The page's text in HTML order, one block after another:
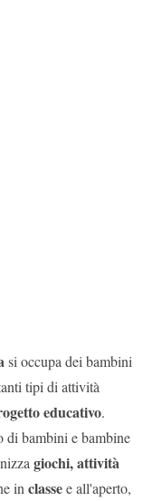
si occupa dei bambini
tipi di attività
educativo.
di bambini e bambine
giochi, attività
in classee all'aperto,